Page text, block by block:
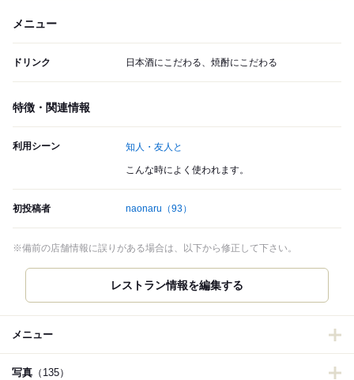
メニュー
ドリンク 日本酒にこだわる、焼酎にこだわる
特徴・関連情報
利用シーン 知人・友人と
こんな時によく使われます。
初投稿者 naonaru （93）
※備前の店舗情報に誤りがある場合は、以下から修正して下さい。
メニュー
写真 （135）